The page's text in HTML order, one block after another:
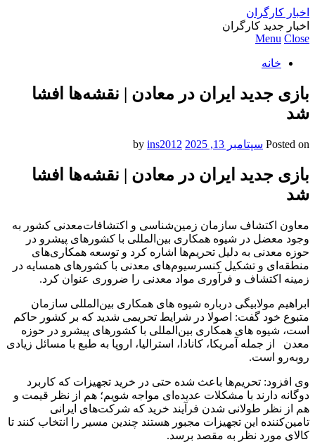
اخبار کارگران
اخبار جدید کارگران
Menu Close
خانه
بازی جدید ایران در معادن | نقشه‌ها افشا
شد
Posted on سپتامبر 13, 2025 ins2012
بازی جدید ایران در معادن | نقشه‌ها افشا
شد
معاون اکتشاف سازمان زمین‌شناسی و اکتشافات‌معدنی کشور به
وجود معضل در شیوه همکاری بین‌المللی با کشور‌های پیشرو در
حوزه معدنی به دلیل تحریم‌ها اشاره کرد و توسعه همکاری‌های
منطقه‌ای و تشکیل کنسرسیوم‌های معدنی با کشور‌های همسایه در
زمینه اکتشاف و فرآوری مواد معدنی را ضروری عنوان کرد.
ابراهیم مولابیگی درباره شیوه های همکاری بین‌المللی سازمان
متبوع خود گفت: اصولا در شرایط تحریمی شدید که بر کشور حاکم
است، شیوه های همکاری بین‌المللی با کشور‌های پیشرو در حوزه
معدن از جمله آمریکا، کانادا، استرالیا، اروپا به طبع با مسائل زیادی
رو‌به‌رو است.
وی افزود: تحریم‌ها باعث شده حتی در خرید تجهیزات که کاربرد
دوگانه دارند با مشکلات عدیده‌ای مواجه شویم؛ هم از نظر قیمت و
هم از نظر طولانی شدن فرآیند خرید که شرکت‌های ایرانی
تامین‌کننده این تجهیزات مجبور هستند چندین مسیر را انتخاب کنند تا
کالای مورد نظر به مقصد برسد.